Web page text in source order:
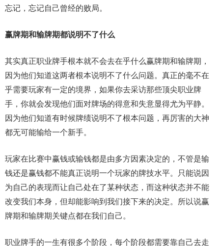
忘记，忘记自己曾经的败局。
赢牌期和输牌期都说明不了什么
其实真正职业牌手根本就不会去在乎什么赢牌期和输牌期，
因为他们知道这两者根本说明不了什么问题。真正的毫不在
乎需要玩家有一定的境界，如果你去采访那些顶尖职业牌
手，你就会发现他们面对牌场的得意和失意显得尤为平静。
因为他们知道有时候牌绩说明不了根本问题，再厉害的大神
都无可能输给一个新手。
玩家在比赛中赢钱或输钱都是由多方因素决定的，不管是输
钱还是赢钱都不能真正说明一个玩家的牌技水平。只能说因
为自己的表现而让自己处在了某种状态，而这种状态并不能
改变我们本身，但却能影响到我们接下来的决定。所以说赢
牌期和输牌期关键点都在我们自己。
职业牌手的一生有很多个阶段，每个阶段都需要靠自己去走